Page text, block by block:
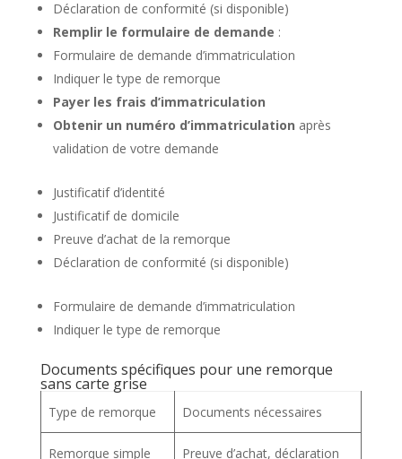
Déclaration de conformité (si disponible)
Remplir le formulaire de demande :
Formulaire de demande d’immatriculation
Indiquer le type de remorque
Payer les frais d’immatriculation
Obtenir un numéro d’immatriculation après
validation de votre demande
Justificatif d’identité
Justificatif de domicile
Preuve d’achat de la remorque
Déclaration de conformité (si disponible)
Formulaire de demande d’immatriculation
Indiquer le type de remorque
Documents spécifiques pour une remorque
sans carte grise
Type de remorque Documents nécessaires
Remorque simple
Preuve d’achat, déclaration